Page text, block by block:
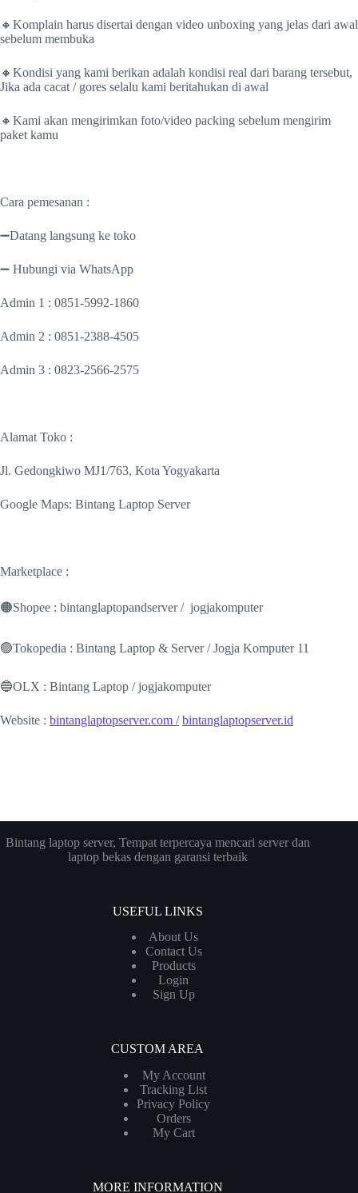
🔸Komplain harus disertai dengan video unboxing yang jelas dari awal
sebelum membuka
🔸Kondisi yang kami berikan adalah kondisi real dari barang tersebut,
Jika ada cacat / gores selalu kami beritahukan di awal
🔸Kami akan mengirimkan foto/video packing sebelum mengirim
paket kamu
Cara pemesanan :
➖Datang langsung ke toko
➖ Hubungi via WhatsApp
Admin 1 : 0851-5992-1860
Admin 2 : 0851-2388-4505
Admin 3 : 0823-2566-2575
Alamat Toko :
Jl. Gedongkiwo MJ1/763, Kota Yogyakarta
Google Maps: Bintang Laptop Server
Marketplace :
🟠Shopee : bintanglaptopandserver / jogjakomputer
🟢Tokopedia : Bintang Laptop & Server / Jogja Komputer 11
🔵OLX : Bintang Laptop / jogjakomputer
Website : bintanglaptopserver.com / bintanglaptopserver.id
Bintang laptop server, Tempat terpercaya mencari server dan
laptop bekas dengan garansi terbaik
USEFUL LINKS
About Us
Contact Us
Products
Login
Sign Up
CUSTOM AREA
My Account
Tracking List
Privacy Policy
Orders
My Cart
MORE INFORMATION